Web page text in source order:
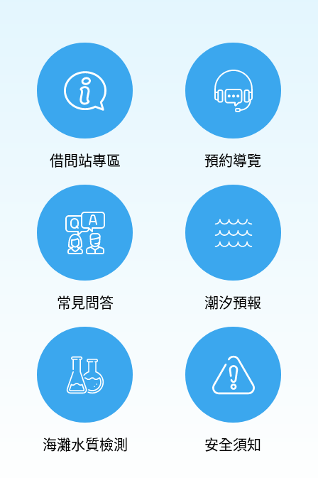
借問站專區 預約導覽
常見問答 潮汐預報
海灘水質檢測 安全須知